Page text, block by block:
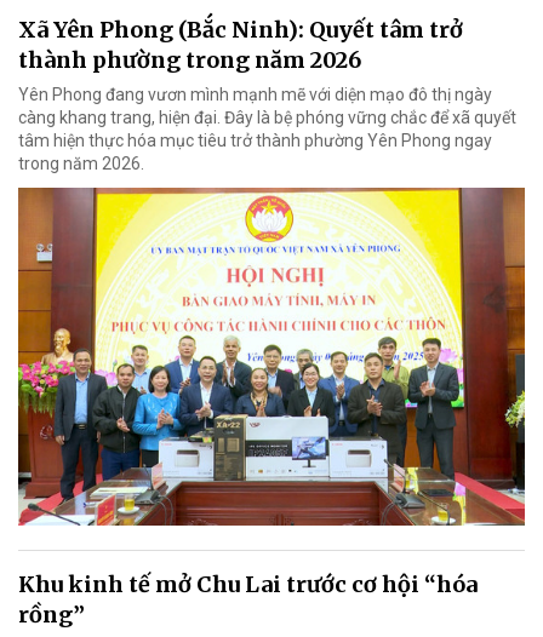
Xã Yên Phong (Bắc Ninh): Quyết tâm trở
thành phường trong năm 2026
Yên Phong đang vươn mình mạnh mẽ với diện mạo đô thị ngày
càng khang trang, hiện đại. Đây là bệ phóng vững chắc để xã quyết
tâm hiện thực hóa mục tiêu trở thành phường Yên Phong ngay
trong năm 2026.
Khu kinh tế mở Chu Lai trước cơ hội “hóa
rồng”